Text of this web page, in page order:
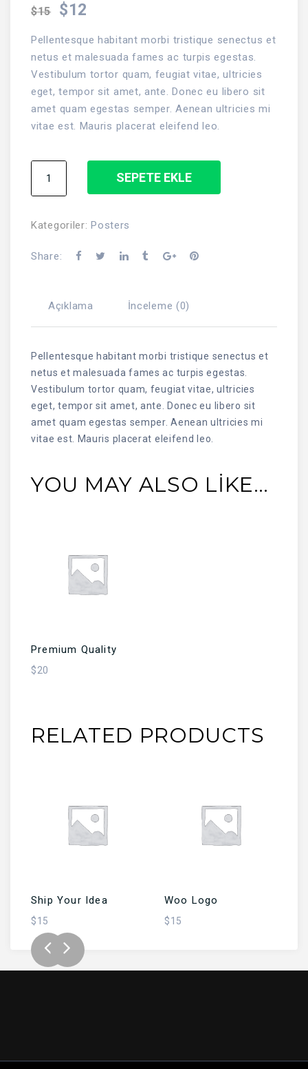
$15 $12
Pellentesque habitant morbi tristique senectus et
netus et malesuada fames ac turpis egestas.
Vestibulum tortor quam, feugiat vitae, ultricies
eget, tempor sit amet, ante. Donec eu libero sit
amet quam egestas semper. Aenean ultricies mi
vitae est. Mauris placerat eleifend leo.
Quality
SEPETE EKLE
Kategoriler:Posters
Share:
Açıklama İnceleme (0)
Pellentesque habitant morbi tristique senectus et
netus et malesuada fames ac turpis egestas.
Vestibulum tortor quam, feugiat vitae, ultricies
eget, tempor sit amet, ante. Donec eu libero sit
amet quam egestas semper. Aenean ultricies mi
vitae est. Mauris placerat eleifend leo.
YOU MAY ALSO LIKE…
SEPETE EKLE
Premium Quality
$20
RELATED PRODUCTS
SEPETE EKLE
Ship Your Idea
$15
SEPETE EKLE
Woo Logo
$15